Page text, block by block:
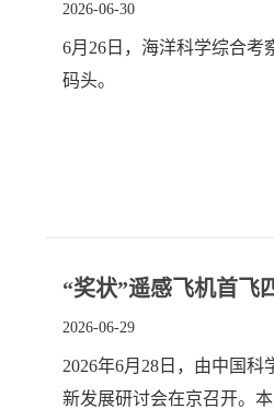
2026-06-30
6月26日，海洋科学综合考
码头。
“奖状”遥感飞机首飞
2026-06-29
2026年6月28日，由中国
新发展研讨会在京召开。